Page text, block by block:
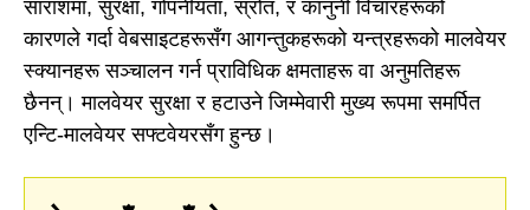
सारांशमा, सुरक्षा, गोपनीयता, स्रोत, र कानुनी विचारहरूको
कारणले गर्दा वेबसाइटहरूसँग आगन्तुकहरूको यन्त्रहरूको मालवेयर
स्क्यानहरू सञ्चालन गर्न प्राविधिक क्षमताहरू वा अनुमतिहरू
छैनन्। मालवेयर सुरक्षा र हटाउने जिम्मेवारी मुख्य रूपमा समर्पित
एन्टि-मालवेयर सफ्टवेयरसँग हुन्छ।